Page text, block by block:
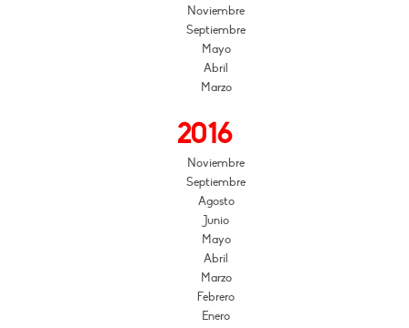
Noviembre
Septiembre
Mayo
Abril
Marzo
2016
Noviembre
Septiembre
Agosto
Junio
Mayo
Abril
Marzo
Febrero
Enero